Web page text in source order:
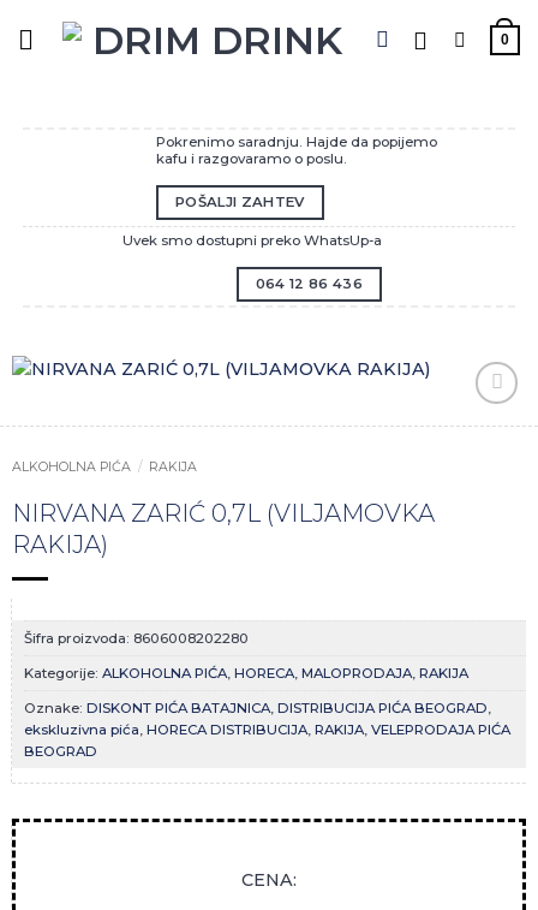
0
Pokrenimo saradnju. Hajde da popijemo
kafu i razgovaramo o poslu.
POŠALJI ZAHTEV
Uvek smo dostupni preko WhatsUp-a
064 12 86 436
Zaprati
ALKOHOLNA PIĆA / RAKIJA
NIRVANA ZARIĆ 0,7L (VILJAMOVKA
RAKIJA)
Šifra proizvoda: 8606008202280
Kategorije: ALKOHOLNA PIĆA, HORECA, MALOPRODAJA, RAKIJA
Oznake: DISKONT PIĆA BATAJNICA, DISTRIBUCIJA PIĆA BEOGRAD,
ekskluzivna pića, HORECA DISTRIBUCIJA, RAKIJA, VELEPRODAJA PIĆA
BEOGRAD
CENA: